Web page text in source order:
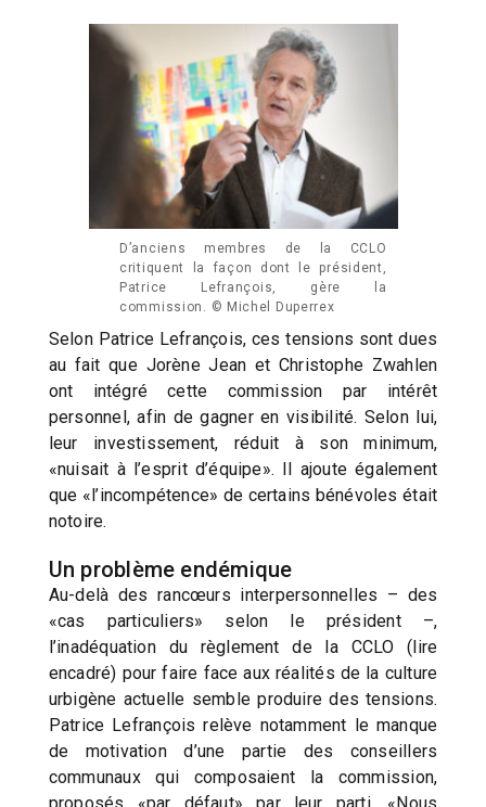
D’anciens membres de la CCLO
critiquent la façon dont le président,
Patrice Lefrançois, gère la
commission. © Michel Duperrex
Selon Patrice Lefrançois, ces tensions sont dues
au fait que Jorène Jean et Christophe Zwahlen
ont intégré cette commission par intérêt
personnel, afin de gagner en visibilité. Selon lui,
leur investissement, réduit à son minimum,
«nuisait à l’esprit d’équipe». Il ajoute également
que «l’incompétence» de certains bénévoles était
notoire.
Un problème endémique
Au-delà des rancœurs interpersonnelles – des
«cas particuliers» selon le président –,
l’inadéquation du règlement de la CCLO (lire
encadré) pour faire face aux réalités de la culture
urbigène actuelle semble produire des tensions.
Patrice Lefrançois relève notamment le manque
de motivation d’une partie des conseillers
communaux qui composaient la commission,